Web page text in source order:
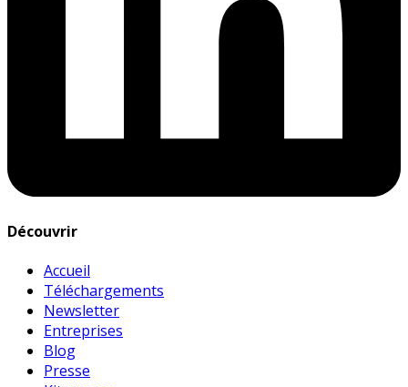
Découvrir
Accueil
Téléchargements
Newsletter
Entreprises
Blog
Presse